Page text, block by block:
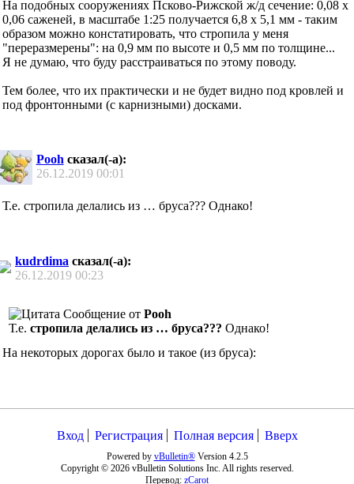
На подобных сооружениях Псково-Рижской ж/д сечение: 0,08 х
0,06 саженей, в масштабе 1:25 получается 6,8 х 5,1 мм - таким
образом можно констатировать, что стропила у меня
"переразмерены": на 0,9 мм по высоте и 0,5 мм по толщине...
Я не думаю, что буду расстраиваться по этому поводу.
Тем более, что их практически и не будет видно под кровлей и
под фронтонными (с карнизными) досками.
Pooh сказал(-а):
26.12.2019 00:01
Т.е. стропила делались из … бруса??? Однако!
kudrdima сказал(-а):
26.12.2019 00:23
Сообщение от Pooh
Т.е. стропила делались из … бруса??? Однако!
На некоторых дорогах было и такое (из бруса):
Вход Регистрация Полная версия Вверх
Powered by vBulletin®Version 4.2.5
Copyright © 2026 vBulletin Solutions Inc. All rights reserved.
Перевод: zCarot